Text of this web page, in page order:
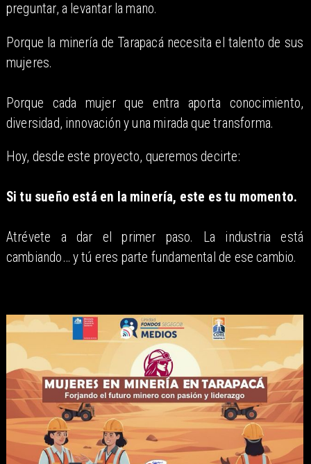
preguntar, a levantar la mano.
Porque la minería de Tarapacá necesita el talento de sus
mujeres.
Porque cada mujer que entra aporta conocimiento,
diversidad, innovación y una mirada que transforma.
Hoy, desde este proyecto, queremos decirte:
Si tu sueño está en la minería, este es tu momento.
Atrévete a dar el primer paso. La industria está
cambiando… y tú eres parte fundamental de ese cambio.